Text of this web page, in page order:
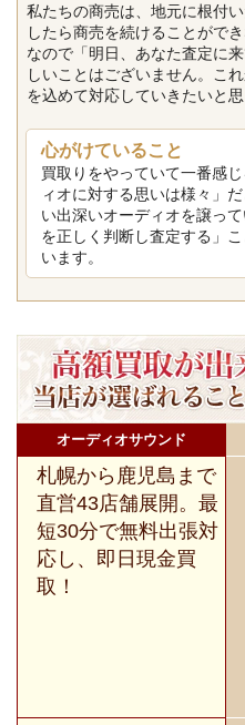
私たちの商売は、地元に根付
したら商売を続けることがで
なので「明日、あなた査定に
しいことはございません。こ
を込めて対応していきたいと思
心がけていること
買取りをやっていて一番感
ィオに対する思いは様々」
い出深いオーディオを譲っ
を正しく判断し査定する」
います。
オーディオサウンド
札幌から鹿児島まで
直営43店舗展開。最
短30分で無料出張対
応し、即日現金買
取！